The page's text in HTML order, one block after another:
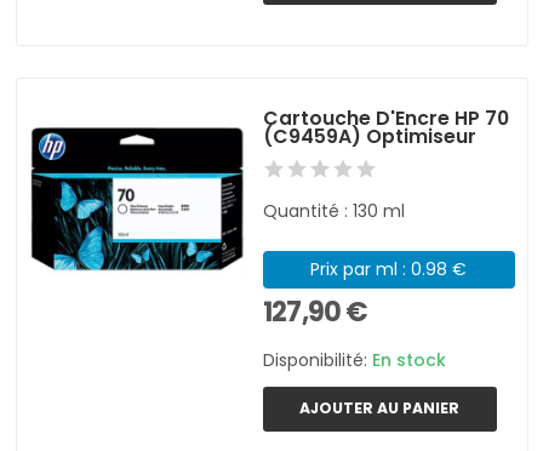
Cartouche D'Encre HP 70
(C9459A) Optimiseur
Quantité : 130 ml
Prix par ml : 0.98 €
127,90 €
Disponibilité: En stock
AJOUTER AU PANIER